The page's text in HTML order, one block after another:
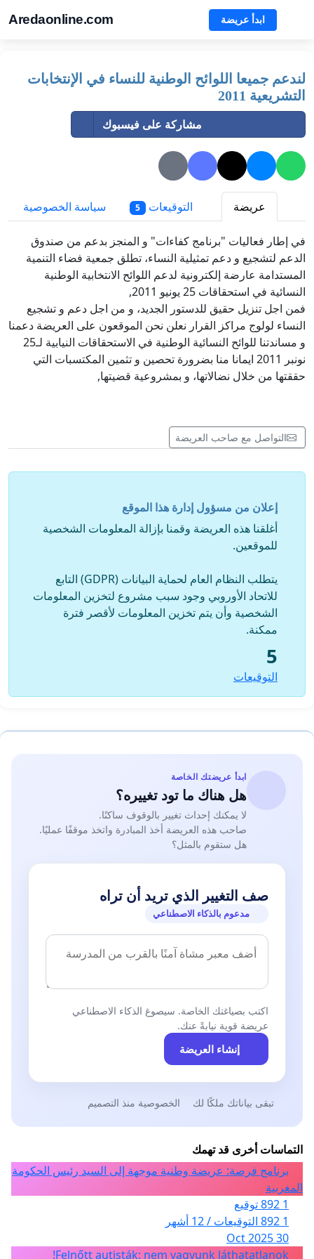
Aredaonline.com ابدأ عريضة
لندعم جميعا اللوائح الوطنية للنساء في الإنتخابات
التشريعية 2011
مشاركة على فيسبوك
عريضة التوقيعات 5 سياسة الخصوصية
في إطار فعاليات "برنامج كفاءات" و المنجز بدعم من صندوق
الدعم لتشجيع و دعم تمثيلية النساء، تطلق جمعية فضاء التنمية
المستدامة عارضة إلكترونية لدعم اللوائح الانتخابية الوطنية
النسائية في استحقاقات 25 يونيو 2011,
فمن اجل تنزيل حقيق للدستور الجديد، و من اجل دعم و تشجيع
النساء لولوج مراكز القرار نعلن نحن الموقعون على العريضة دعمنا
و مساندتنا للوائح النسائية الوطنية في الاستحقاقات النيابية لـ25
نونبر 2011 ايمانا منا بضرورة تحصين و تثمين المكتسبات التي
حققتها من خلال نضالاتها، و بمشروعية قضيتها,
التواصل مع صاحب العريضة
إعلان من مسؤول إدارة هذا الموقع
أغلقنا هذه العريضة وقمنا بإزالة المعلومات الشخصية
للموقعين.
يتطلب النظام العام لحماية البيانات (GDPR) التابع
للاتحاد الأوروبي وجود سبب مشروع لتخزين المعلومات
الشخصية وأن يتم تخزين المعلومات لأقصر فترة
ممكنة.
5
التوقيعات
ابدأ عريضتك الخاصة
هل هناك ما تود تغييره؟
لا يمكنك إحداث تغيير بالوقوف ساكنًا.
صاحب هذه العريضة أخذ المبادرة واتخذ موقفًا عمليًا.
هل ستقوم بالمثل؟
صف التغيير الذي تريد أن تراه
مدعوم بالذكاء الاصطناعي
اكتب بصياغتك الخاصة. سيصوغ الذكاء الاصطناعي
عريضة قوية نيابةً عنك.
إنشاء العريضة
تبقى بياناتك ملكًا لك الخصوصية منذ التصميم
التماسات أخرى قد تهمك
برنامج فرصة: عريضة وطنية موجهة إلى السيد رئيس الحكومة
المغربية
1 892 توقيع
1 892 التوقيعات / 12 أشهر
30 Oct 2025
Felnőtt autisták: nem vagyunk láthatatlanok!